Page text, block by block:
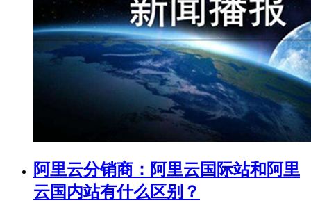
阿里云分销商：阿里云国际站和阿里
云国内站有什么区别？